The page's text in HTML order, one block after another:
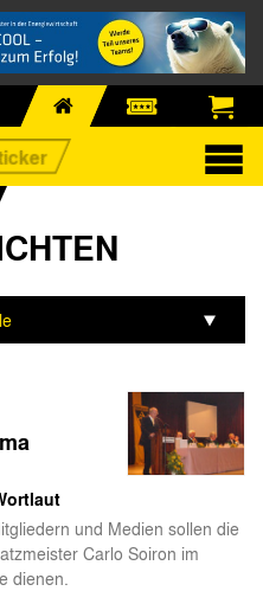
und Medien sollen die
Carlo Soiron im
dienen.